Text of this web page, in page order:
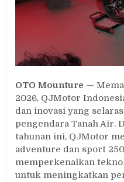
OTO Mounture —
2026, QJMotor
dan inovasi yang
pengendara Tanah Air.
tahunan ini, QJMotor
adventure dan sport
memperkenalkan
untuk meningkatkan